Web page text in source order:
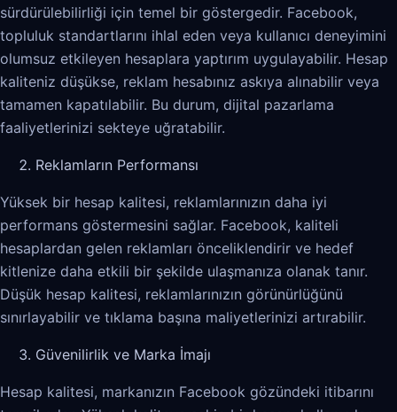
sürdürülebilirliği için temel bir göstergedir. Facebook,
topluluk standartlarını ihlal eden veya kullanıcı deneyimini
olumsuz etkileyen hesaplara yaptırım uygulayabilir. Hesap
kaliteniz düşükse, reklam hesabınız askıya alınabilir veya
tamamen kapatılabilir. Bu durum, dijital pazarlama
faaliyetlerinizi sekteye uğratabilir.
Reklamların Performansı
Yüksek bir hesap kalitesi, reklamlarınızın daha iyi
performans göstermesini sağlar. Facebook, kaliteli
hesaplardan gelen reklamları önceliklendirir ve hedef
kitlenize daha etkili bir şekilde ulaşmanıza olanak tanır.
Düşük hesap kalitesi, reklamlarınızın görünürlüğünü
sınırlayabilir ve tıklama başına maliyetlerinizi artırabilir.
Güvenilirlik ve Marka İmajı
Hesap kalitesi, markanızın Facebook gözündeki itibarını